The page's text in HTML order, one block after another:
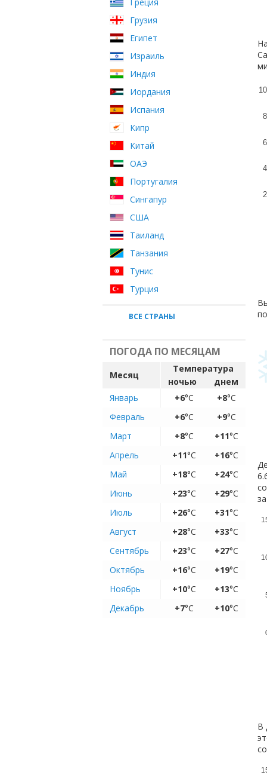
Грузия
Египет
Израиль
Индия
Иордания
Испания
Кипр
Китай
ОАЭ
Португалия
Сингапур
США
Таиланд
Танзания
Тунис
Турция
ВСЕ СТРАНЫ
ПОГОДА ПО МЕСЯЦАМ
Месяц
Температура
ночью
днем
Январь
+6°C +8°C
Февраль
+6°C +9°C
Март
+8°C +11°C
Апрель
+11°C +16°C
Май
+18°C +24°C
Июнь
+23°C +29°C
Июль
+26°C +31°C
Август
+28°C +33°C
Сентябрь
+23°C +27°C
Октябрь
+16°C +19°C
Ноябрь
+10°C +13°C
Декабрь
+7°C +10°C
В